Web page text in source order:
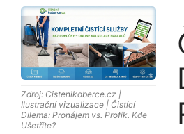
Zdroj: Cistenikoberce.cz |
Ilustrační vizualizace | Čistící
Dilema: Pronájem vs. Profík. Kde
Ušetříte?